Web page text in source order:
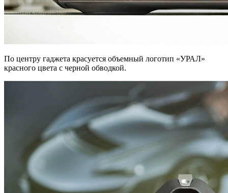
По центру гаджета красуется объемный логотип «УРАЛ»
красного цвета с черной обводкой.